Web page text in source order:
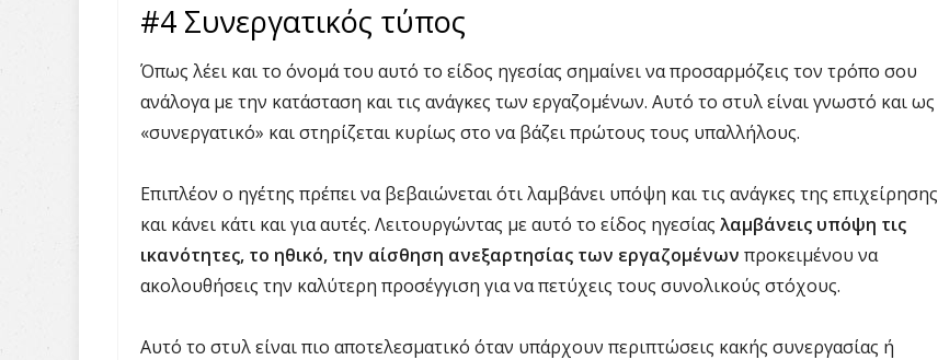
#4 Συνεργατικός τύπος
Όπως λέει και το όνομά του αυτό το είδος ηγεσίας σημαίνει να προσαρμόζεις τον τρόπο σου
ανάλογα με την κατάσταση και τις ανάγκες των εργαζομένων. Αυτό το στυλ είναι γνωστό και ως
«συνεργατικό» και στηρίζεται κυρίως στο να βάζει πρώτους τους υπαλλήλους.
Επιπλέον ο ηγέτης πρέπει να βεβαιώνεται ότι λαμβάνει υπόψη και τις ανάγκες της επιχείρησης
και κάνει κάτι και για αυτές. Λειτουργώντας με αυτό το είδος ηγεσίας λαμβάνεις υπόψη τις
ικανότητες, το ηθικό, την αίσθηση ανεξαρτησίας των εργαζομένων προκειμένου να
ακολουθήσεις την καλύτερη προσέγγιση για να πετύχεις τους συνολικούς στόχους.
Αυτό το στυλ είναι πιο αποτελεσματικό όταν υπάρχουν περιπτώσεις κακής συνεργασίας ή